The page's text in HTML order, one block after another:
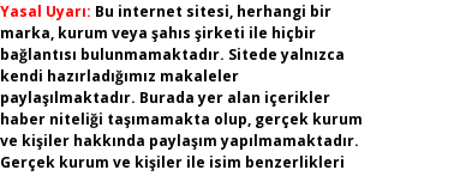
Yasal Uyarı: Bu internet sitesi, herhangi bir
marka, kurum veya şahıs şirketi ile hiçbir
bağlantısı bulunmamaktadır. Sitede yalnızca
kendi hazırladığımız makaleler
paylaşılmaktadır. Burada yer alan içerikler
haber niteliği taşımamakta olup, gerçek kurum
ve kişiler hakkında paylaşım yapılmamaktadır.
Gerçek kurum ve kişiler ile isim benzerlikleri